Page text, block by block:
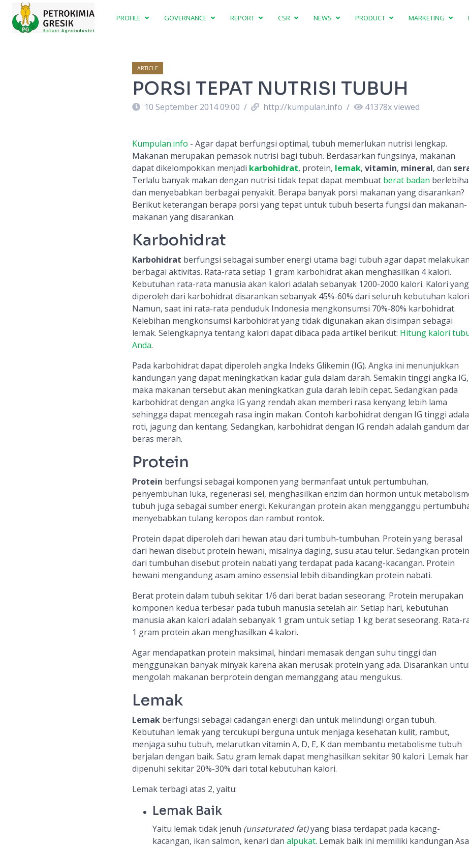
PROFILE GOVERNANCE REPORT CSR NEWS PRODUCT MARKETING
ARTICLE
PORSI TEPAT NUTRISI TUBUH
10 September 2014 09:00 / http://kumpulan.info / 41378x viewed
Kumpulan.info - Agar dapat berfungsi optimal, tubuh memerlukan nutrisi lengkap.
Makanan merupakan pemasok nutrisi bagi tubuh. Berdasarkan fungsinya, makanan
dapat dikelompokkan menjadi karbohidrat, protein, lemak, vitamin, mineral, dan
Terlalu banyak makan dengan nutrisi tidak tepat dapat membuat berat badan
dan menyebabkan berbagai penyakit. Berapa banyak porsi makanan yang disarankan?
Berikut keterangan berapa porsi yang tepat untuk tubuh beserta fungsi dan makanan-
makanan yang disarankan.
Karbohidrat
Karbohidrat berfungsi sebagai sumber energi utama bagi tubuh agar dapat melakukan
berbagai aktivitas. Rata-rata setiap 1 gram karbohidrat akan menghasilkan 4 kalori.
Kebutuhan rata-rata manusia akan kalori adalah sebanyak 1200-2000 kalori. Kalori yang
diperoleh dari karbohidrat disarankan sebanyak 45%-60% dari seluruh kebutuhan
Namun, saat ini rata-rata penduduk Indonesia mengkonsumsi 70%-80% karbohidrat.
Kelebihan mengkonsumsi karbohidrat yang tidak digunakan akan disimpan sebagai
lemak. Selengkapnya tentang kalori dapat dibaca pada artikel berikut: Hitung kalori
Anda.
Pada karbohidrat dapat diperoleh angka Indeks Glikemin (IG). Angka ini menunjukkan
kandungan yang dapat meningkatkan kadar gula dalam darah. Semakin tinggi angka IG,
maka makanan tersebut akan meningkatkan gula darah lebih cepat. Sedangkan pada
karbohidrat dengan angka IG yang rendah akan memberi rasa kenyang lebih lama
sehingga dapat mencegah rasa ingin makan. Contoh karbohidrat dengan IG tinggi
roti, jagung dan kentang. Sedangkan, karbohidrat dengan IG rendah adalah gandum
beras merah.
Protein
Protein berfungsi sebagai komponen yang bermanfaat untuk pertumbuhan,
penyembuhan luka, regenerasi sel, menghasilkan enzim dan hormon untuk
tubuh juga sebagai sumber energi. Kekurangan protein akan mengganggu
menyebabkan tulang keropos dan rambut rontok.
Protein dapat diperoleh dari hewan atau dari tumbuh-tumbuhan. Protein yang berasal
dari hewan disebut protein hewani, misalnya daging, susu atau telur. Sedangkan protein
dari tumbuhan disebut protein nabati yang terdapat pada kacang-kacangan. Protein
hewani mengandung asam amino essensial lebih dibandingkan protein nabati.
Berat protein dalam tubuh sekitar 1/6 dari berat badan seseorang. Protein merupakan
komponen kedua terbesar pada tubuh manusia setelah air. Setiap hari, kebutuhan
manusia akan kalori adalah sebanyak 1 gram untuk setiap 1 kg berat seseorang. Rata-
1 gram protein akan menghasilkan 4 kalori.
Agar mendapatkan protein maksimal, hindari memasak dengan suhu tinggi dan
menggunakan banyak minyak karena akan merusak protein yang ada. Disarankan
mengolah makanan berprotein dengan memanggang atau mengukus.
Lemak
Lemakberfungsi sebagai cadangan energi dan untuk melindungi organ tubuh.
Kebutuhan lemak yang tercukupi berguna untuk menjaga kesehatan kulit, rambut,
menjaga suhu tubuh, melarutkan vitamin A, D, E, K dan membantu metabolisme tubuh
berjalan dengan baik. Satu gram lemak dapat menghasilkan sekitar 90 kalori. Lemak
dipenuhi sekitar 20%-30% dari total kebutuhan kalori.
Lemak terbagi atas 2, yaitu:
Lemak Baik
Yaitu lemak tidak jenuh (unsaturated fat)yang biasa terdapat pada kacang-
kacangan, ikan salmon, kenari dan alpukat. Lemak baik ini memiliki kandungan